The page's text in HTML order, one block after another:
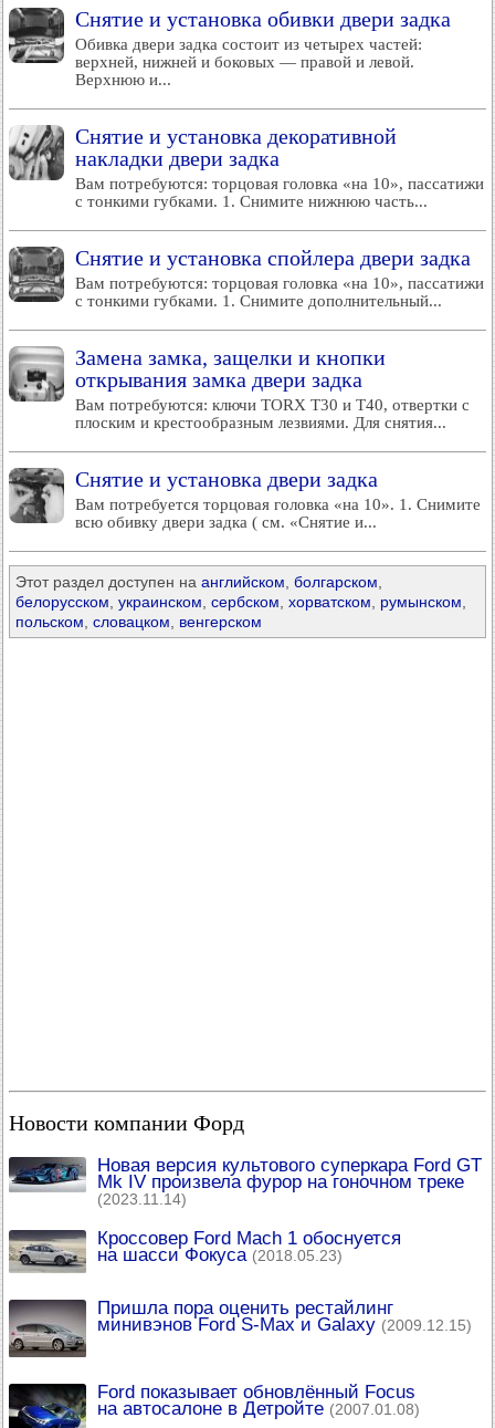
Снятие и установка обивки двери задка
Обивка двери задка состоит из четырех частей:
верхней, нижней и боковых — правой и левой.
Верхнюю и...
Снятие и установка декоративной
накладки двери задка
Вам потребуются: торцовая головка «на 10», пассатижи
с тонкими губками. 1. Снимите нижнюю часть...
Снятие и установка спойлера двери задка
Вам потребуются: торцовая головка «на 10», пассатижи
с тонкими губками. 1. Снимите дополнительный...
Замена замка, защелки и кнопки
открывания замка двери задка
Вам потребуются: ключи TORX Т30 и Т40, отвертки с
плоским и крестообразным лезвиями. Для снятия...
Снятие и установка двери задка
Вам потребуется торцовая головка «на 10». 1. Снимите
всю обивку двери задка ( см. «Снятие и...
Этот раздел доступен на английском болгарском
белорусском украинском сербском хорватском румынском
польском словацком венгерском
Новости компании Форд
Новая версия культового суперкара Ford GT
Mk IV произвела фурор на гоночном треке
(2023.11.14)
Кроссовер Ford Mach 1 обоснуется
на шасси Фокуса (2018.05.23)
Пришла пора оценить рестайлинг
минивэнов Ford S-Max и Galaxy (2009.12.15)
Ford показывает обновлённый Focus
на автосалоне в Детройте (2007.01.08)